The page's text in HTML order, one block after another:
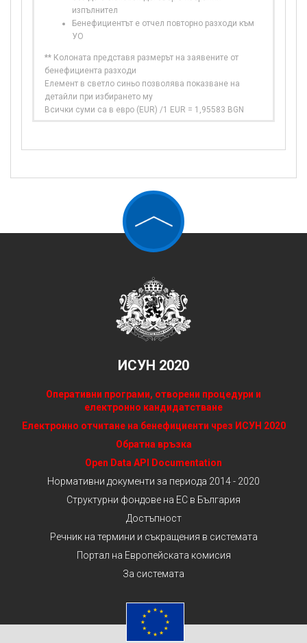
изпълнител
Бенефициентът е отчел повторно разходи към
УО
** Колоната представя размерът на заявените от
бенефициента разходи
Елемент в светло синьо позволява показване на
детайли при избирането му
Всички суми са в евро (EUR) /1 EUR = 1,95583 BGN
ИСУН 2020
Оперативни програми, отворени процедури и
електронно кандидатстване
Електронно отчитане на бенефициенти чрез ИСУН 2020
Обратна връзка
Open Data API Documentation
Нормативни документи за периода 2014 - 2020
Структурни фондове на ЕС в България
Достъпност
Речник на термини и съкращения в системата
Портал на Европейската комисия
За системата